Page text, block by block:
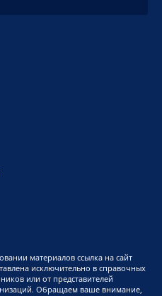
материалов ссылка на сайт
исключительно в справочных
или от представителей
Обращаем ваше внимание,